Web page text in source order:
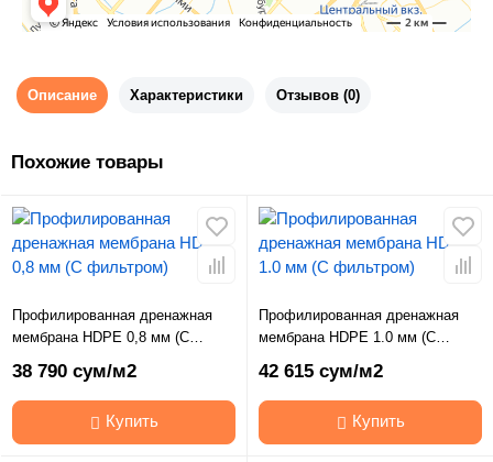
Описание Характеристики Отзывов (0)
Похожие товары
Профилированная дренажная
мембрана HDPE 0,8 мм (С
38 790 сум/м2
Купить
Профилированная дренажная
мембрана HDPE 1.0 мм (С
42 615 сум/м2
Купить